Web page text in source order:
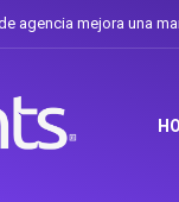
agencia mejora una